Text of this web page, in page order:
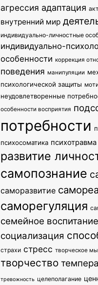
агрессия адаптация
внутренний мир
индивидуально-личностные
индивидуально-
особенности коррекция
поведения манипуляции
психологической защиты
неудовлетворенные
особенности восприятия
потребности
психосоматика психотравма
развитие
самопознание
саморазвитие
саморегуляция
семейное воспитание
социализация
страхи стресс творческое
творчество
тревожность целеполагание